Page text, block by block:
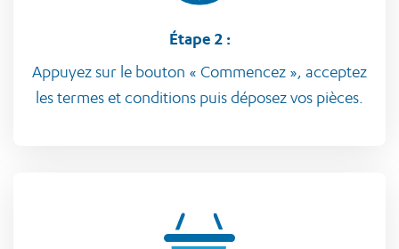
Étape 2 :
Appuyez sur le bouton « Commencez », acceptez
les termes et conditions puis déposez vos pièces.